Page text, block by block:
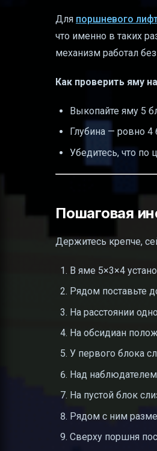
Для поршневого
что именно в таких
механизм работал
Как проверить яму
Выкопайте яму 5
Глубина — ровно 4
Убедитесь, что по
Пошаговая
Держитесь крепче,
В яме 5×3×4
Рядом поставьте
На расстоянии
На обсидиан
У первого блока
Над
На пустой блок
Рядом с ним
Сверху поршня